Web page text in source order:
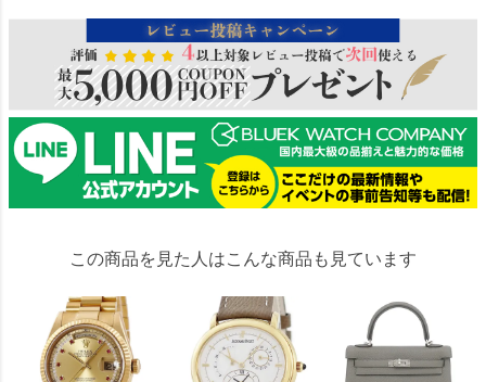
この商品を見た人はこんな商品も見ています